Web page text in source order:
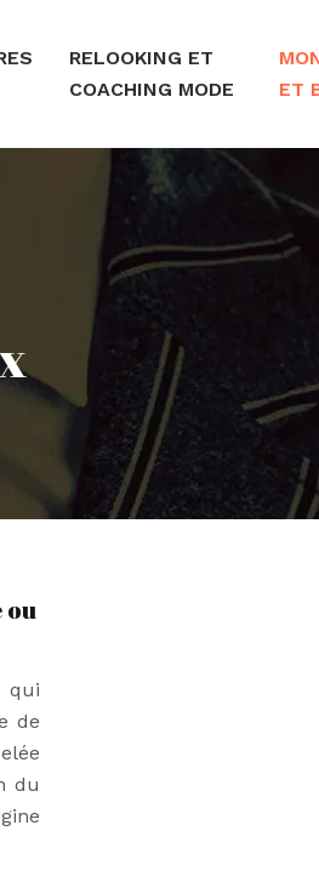
RELOOKING ET
COACHING MODE
ET
ou
qui
de
du